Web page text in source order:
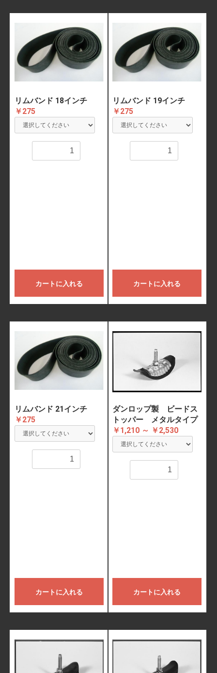
リムバンド 18インチ
￥275
カートに入れる
リムバンド 19インチ
￥275
カートに入れる
リムバンド 21インチ
￥275
カートに入れる
ダンロップ製 ビードス
トッパー メタルタイプ
￥1,210 ～ ￥2,530
カートに入れる